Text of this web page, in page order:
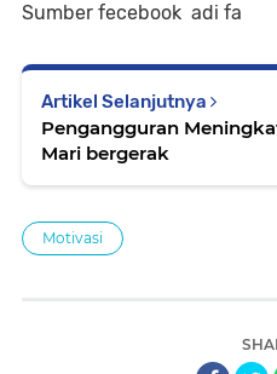
Sumber fecebook adi fa
Artikel Selanjutnya
Pengangguran
Mari bergerak
Motivasi